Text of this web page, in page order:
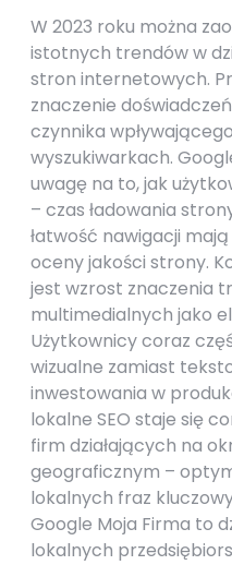
W 2023 roku można
istotnych trendów w
stron internetowych.
znaczenie
czynnika
wyszukiwarkach.
uwagę na to, jak
– czas ładowania
łatwość nawigacji
oceny jakości strony.
jest wzrost znaczenia
multimedialnych jako
Użytkownicy coraz
wizualne zamiast
inwestowania w
lokalne SEO staje się
firm działających na
geograficznym –
lokalnych fraz
Google Moja Firma to
lokalnych